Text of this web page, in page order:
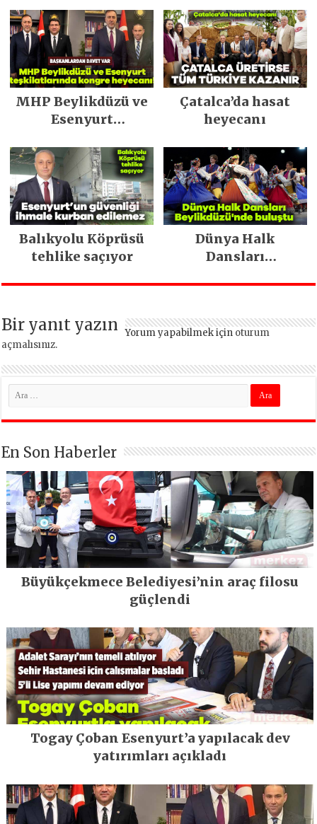
yatırımları açıkladı
MHP Beylikdüzü ve
Esenyurt
kongre heyecanı!
Çatalca’da hasat
heyecanı
Balıkyolu Köprüsü
tehlike saçıyor
Dünya Halk
Dansları
Bir yanıt yazın Yorum yapabilmek için oturum
açmalısınız.
En Son Haberler
Büyükçekmece Belediyesi’nin araç filosu
güçlendi
Togay Çoban Esenyurt’a yapılacak dev
yatırımları açıkladı